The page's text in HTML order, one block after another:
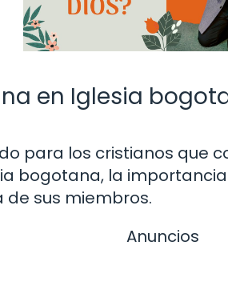
en Iglesia
para los cristianos que
bogotana, la
sus miembros.
Anuncios